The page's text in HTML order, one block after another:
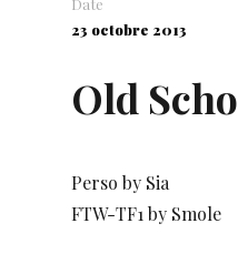
Date
23 octobre 2013
Old
Perso by Sia
FTW-TF1 by Smole